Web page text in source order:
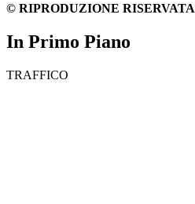
© RIPRODUZIONE RISERVATA
In Primo Piano
TRAFFICO